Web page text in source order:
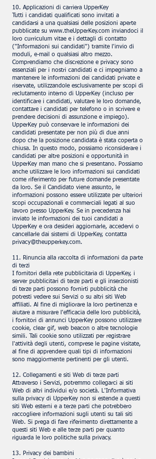
10. Applicazioni di carriera UpperKey
Tutti i candidati qualificati sono invitati a
candidarsi a una qualsiasi delle posizioni aperte
pubblicate su www.theUpperKey.com inviandoci il
loro curriculum vitae e i dettagli di contatto
("Informazioni sui candidati") tramite l'invio di
moduli, e-mail o qualsiasi altro mezzo.
Comprendiamo che discrezione e privacy sono
essenziali per i nostri candidati e ci impegniamo a
mantenere le informazioni dei candidati private e
riservate, utilizzandole esclusivamente per scopi di
reclutamento interno di UpperKey (incluso per
identificare i candidati, valutare le loro domande,
contattare i candidati per telefono o in scrivere e
prendere decisioni di assunzione e impiego).
UpperKey può conservare le informazioni dei
candidati presentate per non più di due anni
dopo che la posizione candidata è stata coperta o
chiusa. In questo modo, possiamo riconsiderare i
candidati per altre posizioni e opportunità in
UpperKey man mano che si presentano. Possiamo
anche utilizzare le loro informazioni sui candidati
come riferimento per future domande presentate
da loro. Se il Candidato viene assunto, le
informazioni possono essere utilizzate per ulteriori
scopi occupazionali e commerciali legati al suo
lavoro presso UpperKey. Se in precedenza hai
inviato le informazioni dei tuoi candidati a
UpperKey e ora desideri aggiornarle, accedervi o
cancellarle dai sistemi di UpperKey, contatta
privacy@theupperkey.com.
11. Rinuncia alla raccolta di informazioni da parte
di terzi
I fornitori della rete pubblicitaria di UpperKey, i
server pubblicitari di terze parti e gli inserzionisti
di terze parti possono fornirti pubblicità che
potresti vedere sui Servizi o su altri siti Web
affiliati. Al fine di migliorare la loro pertinenza e
aiutare a misurare l'efficacia delle loro pubblicità,
i fornitori di annunci UpperKey possono utilizzare
cookie, clear gif, web beacon o altre tecnologie
simili. Tali cookie sono utilizzati per registrare
l'attività degli utenti, comprese le pagine visitate,
al fine di apprendere quali tipi di informazioni
sono maggiormente pertinenti per gli utenti.
12. Collegamenti e siti Web di terze parti
Attraverso i Servizi, potremmo collegarci ai siti
Web di altri individui e/o società. L'Informativa
sulla privacy di UpperKey non si estende a questi
siti Web esterni e a terze parti che potrebbero
raccogliere informazioni sugli utenti su tali siti
Web. Si prega di fare riferimento direttamente a
questi siti Web e alle terze parti per quanto
riguarda le loro politiche sulla privacy.
13. Privacy dei bambini